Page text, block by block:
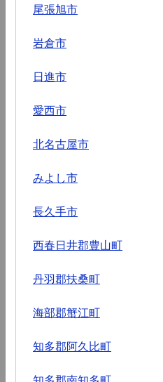
尾張旭市
岩倉市
日進市
愛西市
北名古屋市
みよし市
長久手市
西春日井郡豊山町
丹羽郡扶桑町
海部郡蟹江町
知多郡阿久比町